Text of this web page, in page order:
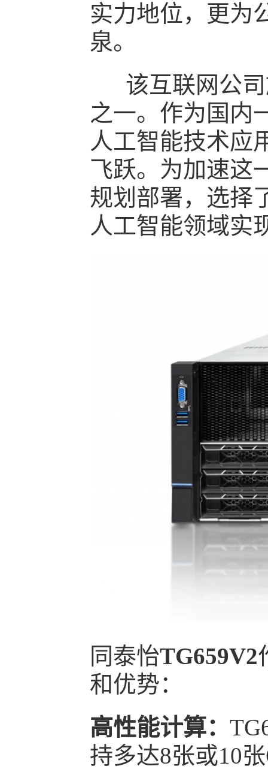
实力地位，更为
泉。
该互联网公司
之一。作为国内
人工智能技术应
飞跃。为加速这
规划部署，选择
人工智能领域实
同泰怡TG659V2
和优势：
高性能计算：
持多达8张或10